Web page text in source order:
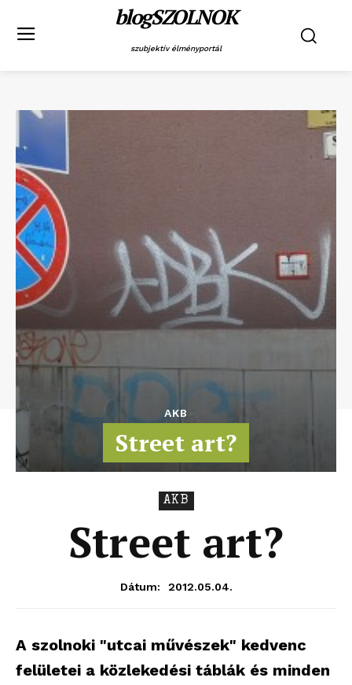
blogSZOLNOK
szubjektív élményportál
AKB
Street art?
AKB
Street art?
Dátum: 2012.05.04.
A szolnoki "utcai művészek" kedvenc
felületei a közlekedési táblák és minden